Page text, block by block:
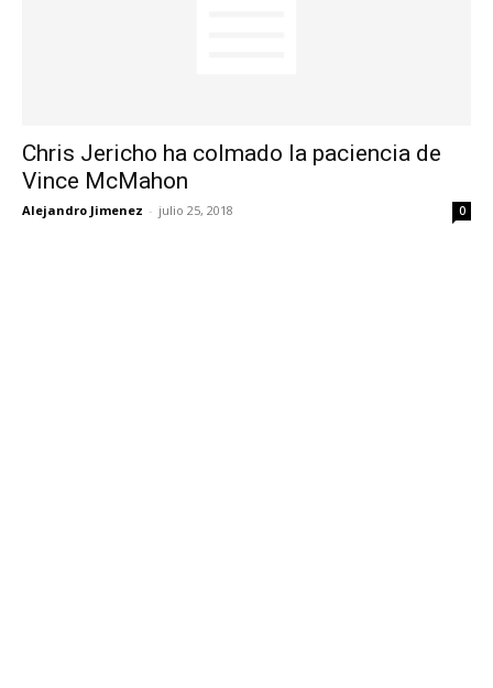
Chris Jericho ha colmado la paciencia de
Vince McMahon
Alejandro Jimenez - julio 25, 2018 0